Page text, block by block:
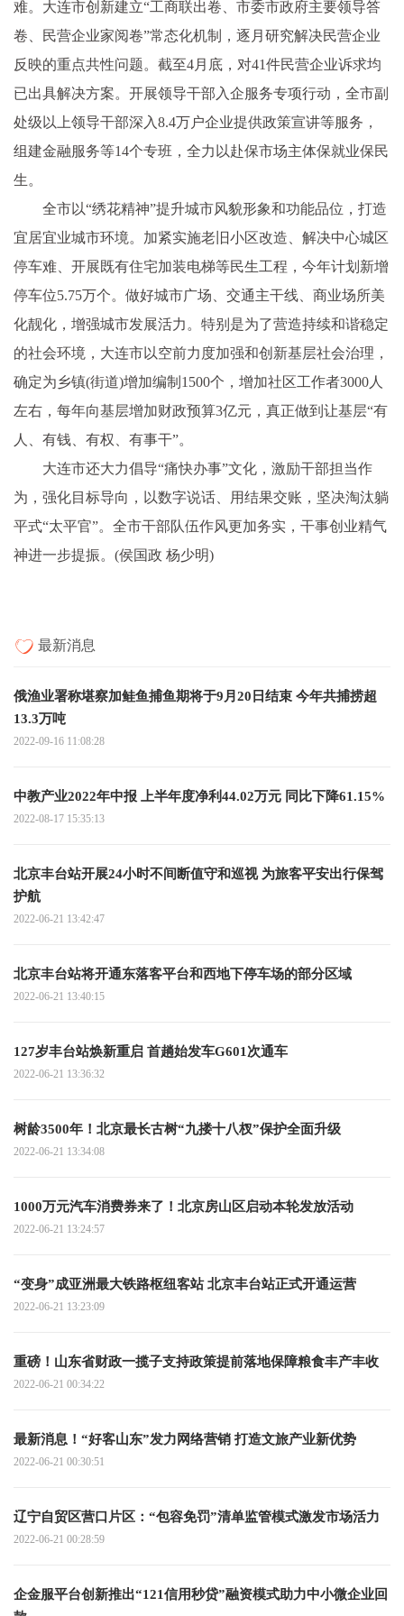
难。大连市创新建立“工商联出卷、市委市政府主要领导答
卷、民营企业家阅卷”常态化机制，逐月研究解决民营企业
反映的重点共性问题。截至4月底，对41件民营企业诉求均
已出具解决方案。开展领导干部入企服务专项行动，全市副
处级以上领导干部深入8.4万户企业提供政策宣讲等服务，
组建金融服务等14个专班，全力以赴保市场主体保就业保民
生。
全市以“绣花精神”提升城市风貌形象和功能品位，打造
宜居宜业城市环境。加紧实施老旧小区改造、解决中心城区
停车难、开展既有住宅加装电梯等民生工程，今年计划新增
停车位5.75万个。做好城市广场、交通主干线、商业场所美
化靓化，增强城市发展活力。特别是为了营造持续和谐稳定
的社会环境，大连市以空前力度加强和创新基层社会治理，
确定为乡镇(街道)增加编制1500个，增加社区工作者3000人
左右，每年向基层增加财政预算3亿元，真正做到让基层“有
人、有钱、有权、有事干”。
大连市还大力倡导“痛快办事”文化，激励干部担当作
为，强化目标导向，以数字说话、用结果交账，坚决淘汰躺
平式“太平官”。全市干部队伍作风更加务实，干事创业精气
神进一步提振。(侯国政 杨少明)
最新消息
俄渔业署称堪察加鲑鱼捕鱼期将于9月20日结束 今年共捕捞超
13.3万吨
2022-09-16 11:08:28
中教产业2022年中报 上半年度净利44.02万元 同比下降61.15%
2022-08-17 15:35:13
北京丰台站开展24小时不间断值守和巡视 为旅客平安出行保驾
护航
2022-06-21 13:42:47
北京丰台站将开通东落客平台和西地下停车场的部分区域
2022-06-21 13:40:15
127岁丰台站焕新重启 首趟始发车G601次通车
2022-06-21 13:36:32
树龄3500年！北京最长古树“九搂十八杈”保护全面升级
2022-06-21 13:34:08
1000万元汽车消费券来了！北京房山区启动本轮发放活动
2022-06-21 13:24:57
“变身”成亚洲最大铁路枢纽客站 北京丰台站正式开通运营
2022-06-21 13:23:09
重磅！山东省财政一揽子支持政策提前落地保障粮食丰产丰收
2022-06-21 00:34:22
最新消息！“好客山东”发力网络营销 打造文旅产业新优势
2022-06-21 00:30:51
辽宁自贸区营口片区：“包容免罚”清单监管模式激发市场活力
2022-06-21 00:28:59
企金服平台创新推出“121信用秒贷”融资模式助力中小微企业回